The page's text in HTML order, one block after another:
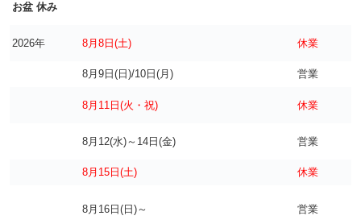
お盆 休み
2026年 8月8日(土) 休業
8月9日(日)/10日(月) 営業
8月11日(火・祝) 休業
8月12(水)～14日(金) 営業
8月15日(土) 休業
8月16日(日)～ 営業